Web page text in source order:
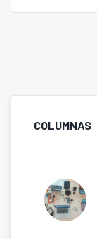
COLUMNAS